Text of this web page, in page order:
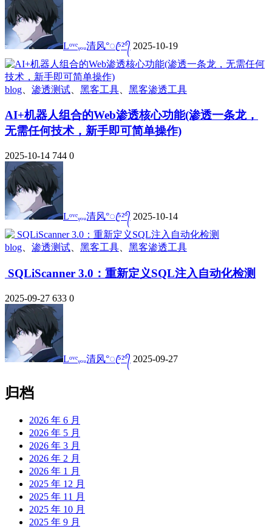
Lᵒᵛᵉᵧₒᵤ清风°ꦿ⁵²º᭄ 2025-10-19
blog 渗透测试 黑客工具 黑客渗透工具
AI+机器人组合的Web渗透核心功能(渗透一条龙，
无需任何技术，新手即可简单操作)
2025-10-14 744 0
Lᵒᵛᵉᵧₒᵤ清风°ꦿ⁵²º᭄ 2025-10-14
blog 渗透测试 黑客工具 黑客渗透工具
​SQLiScanner 3.0：重新定义SQL注入自动化检测
2025-09-27 633 0
Lᵒᵛᵉᵧₒᵤ清风°ꦿ⁵²º᭄ 2025-09-27
归档
2026 年 6 月
2026 年 5 月
2026 年 3 月
2026 年 2 月
2026 年 1 月
2025 年 12 月
2025 年 11 月
2025 年 10 月
2025 年 9 月